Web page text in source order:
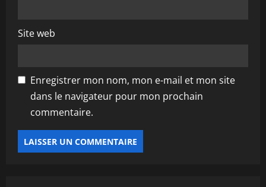
Site web
Enregistrer mon nom, mon e-mail et mon site
dans le navigateur pour mon prochain
commentaire.